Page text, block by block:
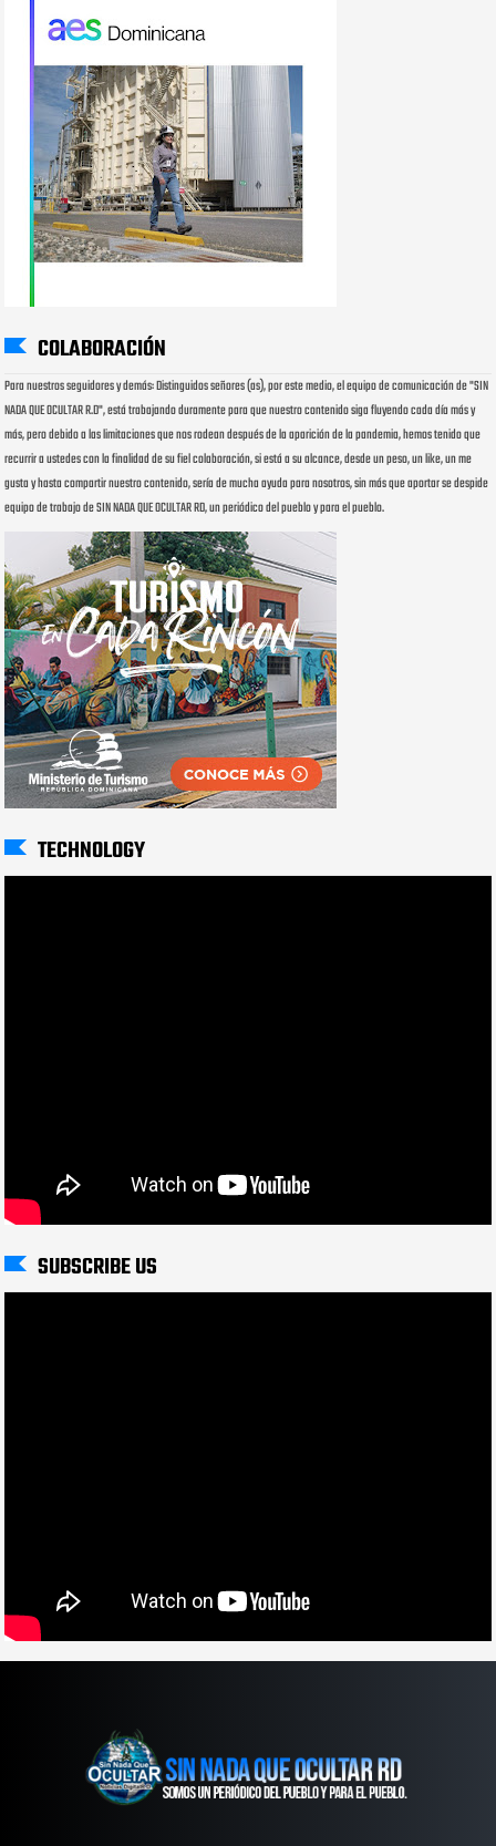
COLABORACIÓN
Para nuestros seguidores y demás: Distinguidos señores (as), por este medio, el equipo de comunicación de "SIN
NADA QUE OCULTAR R.D", está trabajando duramente para que nuestro contenido siga fluyendo cada día más y
más, pero debido a las limitaciones que nos rodean después de la aparición de la pandemia, hemos tenido que
recurrir a ustedes con la finalidad de su fiel colaboración, si está a su alcance, desde un peso, un like, un me
gusta y hasta compartir nuestro contenido, sería de mucha ayuda para nosotros, sin más que aportar se despide
equipo de trabajo de SIN NADA QUE OCULTAR RD, un periódico del pueblo y para el pueblo.
TECHNOLOGY
SUBSCRIBE US